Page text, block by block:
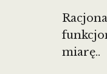
miarę..